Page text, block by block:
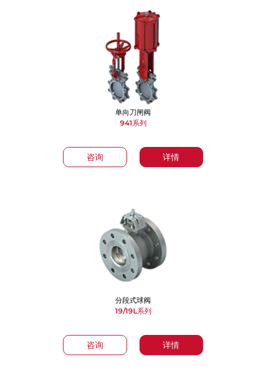
咨询 详情
单向刀闸阀
941系列
咨询 详情
分段式球阀
19/19L系列